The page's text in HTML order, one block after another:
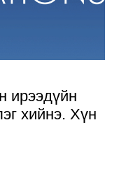
ирээдүйн
хийнэ. Хүн